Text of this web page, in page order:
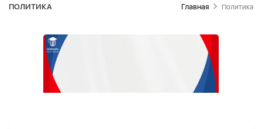
ПОЛИТИКА Главная Политика